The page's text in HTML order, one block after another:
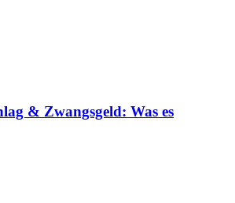
& Zwangsgeld: Was es